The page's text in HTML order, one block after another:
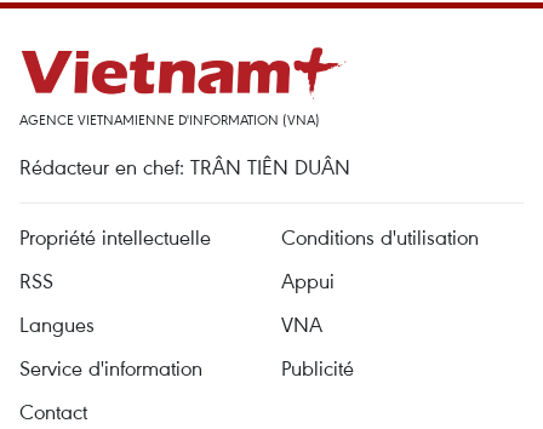
AGENCE VIETNAMIENNE D'INFORMATION (VNA)
Rédacteur en chef: TRÂN TIÊN DUÂN
Propriété intellectuelle
Conditions d'utilisation
RSS
Appui
Langues
VNA
Service d'information
Publicité
Contact